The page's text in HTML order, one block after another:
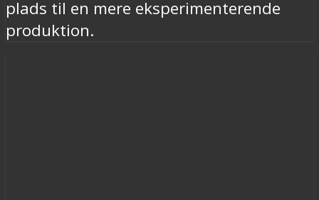
plads til en mere eksperimenterende
produktion.